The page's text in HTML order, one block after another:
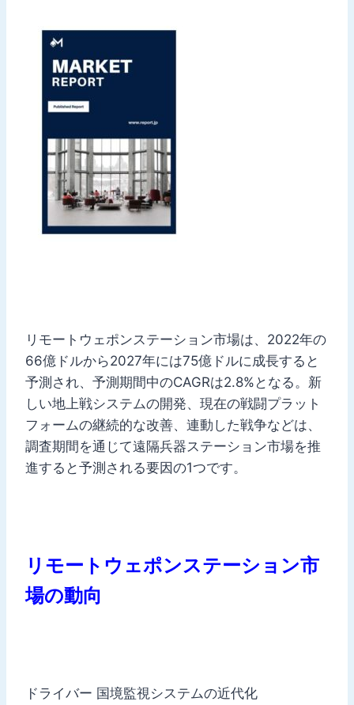
リモートウェポンステーション市場は、2022年の
66億ドルから2027年には75億ドルに成長すると
予測され、予測期間中のCAGRは2.8%となる。新
しい地上戦システムの開発、現在の戦闘プラット
フォームの継続的な改善、連動した戦争などは、
調査期間を通じて遠隔兵器ステーション市場を推
進すると予測される要因の1つです。
リモートウェポンステーション市
場の動向
ドライバー 国境監視システムの近代化